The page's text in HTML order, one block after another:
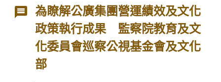
為瞭解公廣集團營運績效及文化
政策執行成果 監察院教育及文
化委員會巡察公視基金會及文化
部